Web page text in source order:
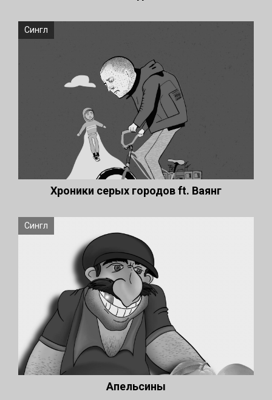
Сингл
Хроники серых городов ft. Ваянг
Сингл
Апельсины